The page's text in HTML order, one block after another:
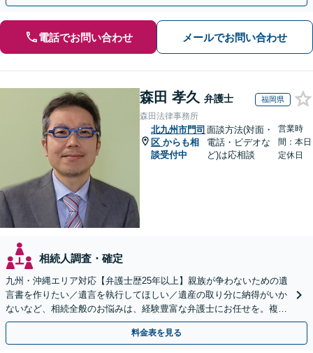
電話でお問い合わせ メールでお問い合わせ
森田 孝久 弁護士 福岡県
森田法律事務所
北九州市門司
区 からも相
談受付中
面談方法(対面・
電話・ビデオな
ど)は応相談
営業時
間：本日
定休日
相続人調査・確定
九州・沖縄エリア対応【弁護士歴25年以上】親族が争わないための遺
言書を作りたい／遺言を執行してほしい／遺産の取り分に納得がいか
ないなど、相続全般のお悩みは、経験豊富な弁護士にお任せを。複雑
な問題も粘り強く対応し、解決に導きます。
料金表を見る